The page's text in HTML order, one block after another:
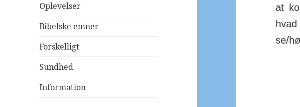
Oplevelser
Bibelske emner
Forskelligt
Sundhed
Information
at
se/­